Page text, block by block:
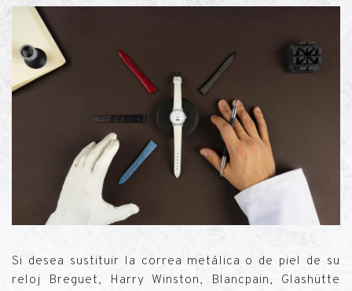
Si desea sustituir la correa metálica o de piel de su
reloj Breguet, Harry Winston, Blancpain, Glashütte